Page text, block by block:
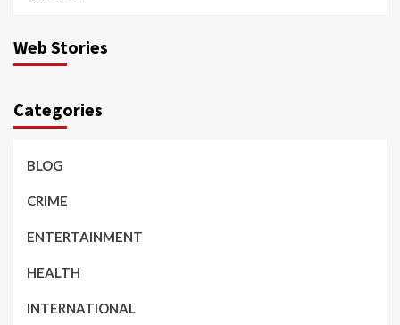
Web Stories
Categories
BLOG
CRIME
ENTERTAINMENT
HEALTH
INTERNATIONAL